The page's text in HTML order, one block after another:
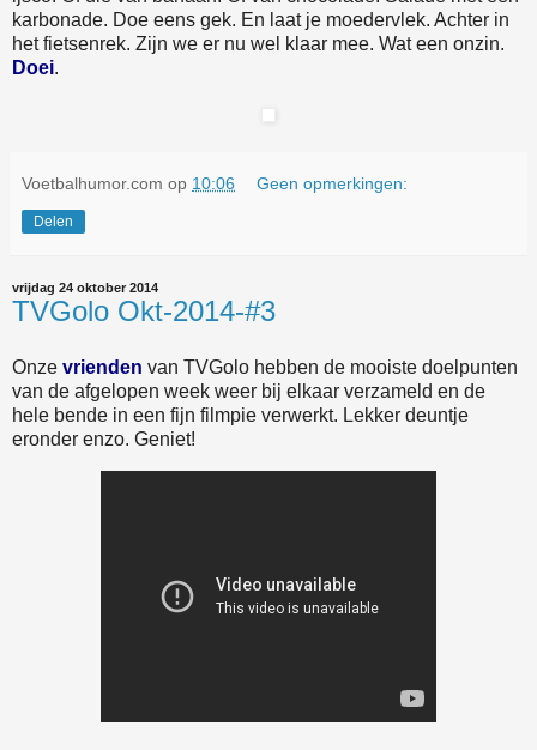
karbonade. Doe eens gek. En laat je moedervlek. Achter in
het fietsenrek. Zijn we er nu wel klaar mee. Wat een onzin.
Doei.
Voetbalhumor.com op 10:06 Geen opmerkingen:
Delen
vrijdag 24 oktober 2014
TVGolo Okt-2014-#3
Onze vrienden van TVGolo hebben de mooiste doelpunten
van de afgelopen week weer bij elkaar verzameld en de
hele bende in een fijn filmpie verwerkt. Lekker deuntje
eronder enzo. Geniet!